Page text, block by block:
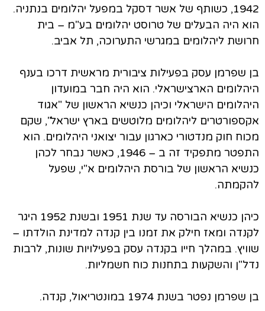
1942, כשותף של אשר דסקל במפעל יהלומים בנתניה.
הוא היה הבעלים של טרוסט יהלומים בע"מ – בית
חרושת ליהלומים במגרשי התערוכה, תל אביב.
בן שפרמן עסק בפעילות ציבורית מראשית דרכו בענף
היהלומים הארצישראלי. הוא היה חבר במועדון
היהלומים הישראלי וכיהן כנשיא הראשון של "אגוד
אקספורטרים ליהלומים מלוטשים בארץ ישראל", שקם
מכוח חוק מנדטורי כארגון עבור יצואני היהלומים. הוא
התפטר מתפקיד זה ב – 1946, כאשר נבחר לכהן
כנשיא הראשון של בורסת היהלומים א"י, שפעל
להקמתה.
כיהן כנשיא הבורסה עד שנת 1951 ובשנת 1952 היגר
לקנדה ומאז חילק את זמנו בין קנדה למדינת הולדתו –
שוויץ. במהלך חייו בקנדה עסק בפעילויות שונות, לרבות
נדל"ן והשקעות בתחנות כוח חשמליות.
בן שפרמן נפטר בשנת 1974 במונטריאול, קנדה.